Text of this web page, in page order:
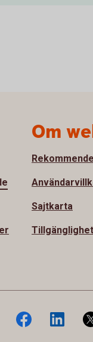
Om
Sajtkarta
Tillgänglighet